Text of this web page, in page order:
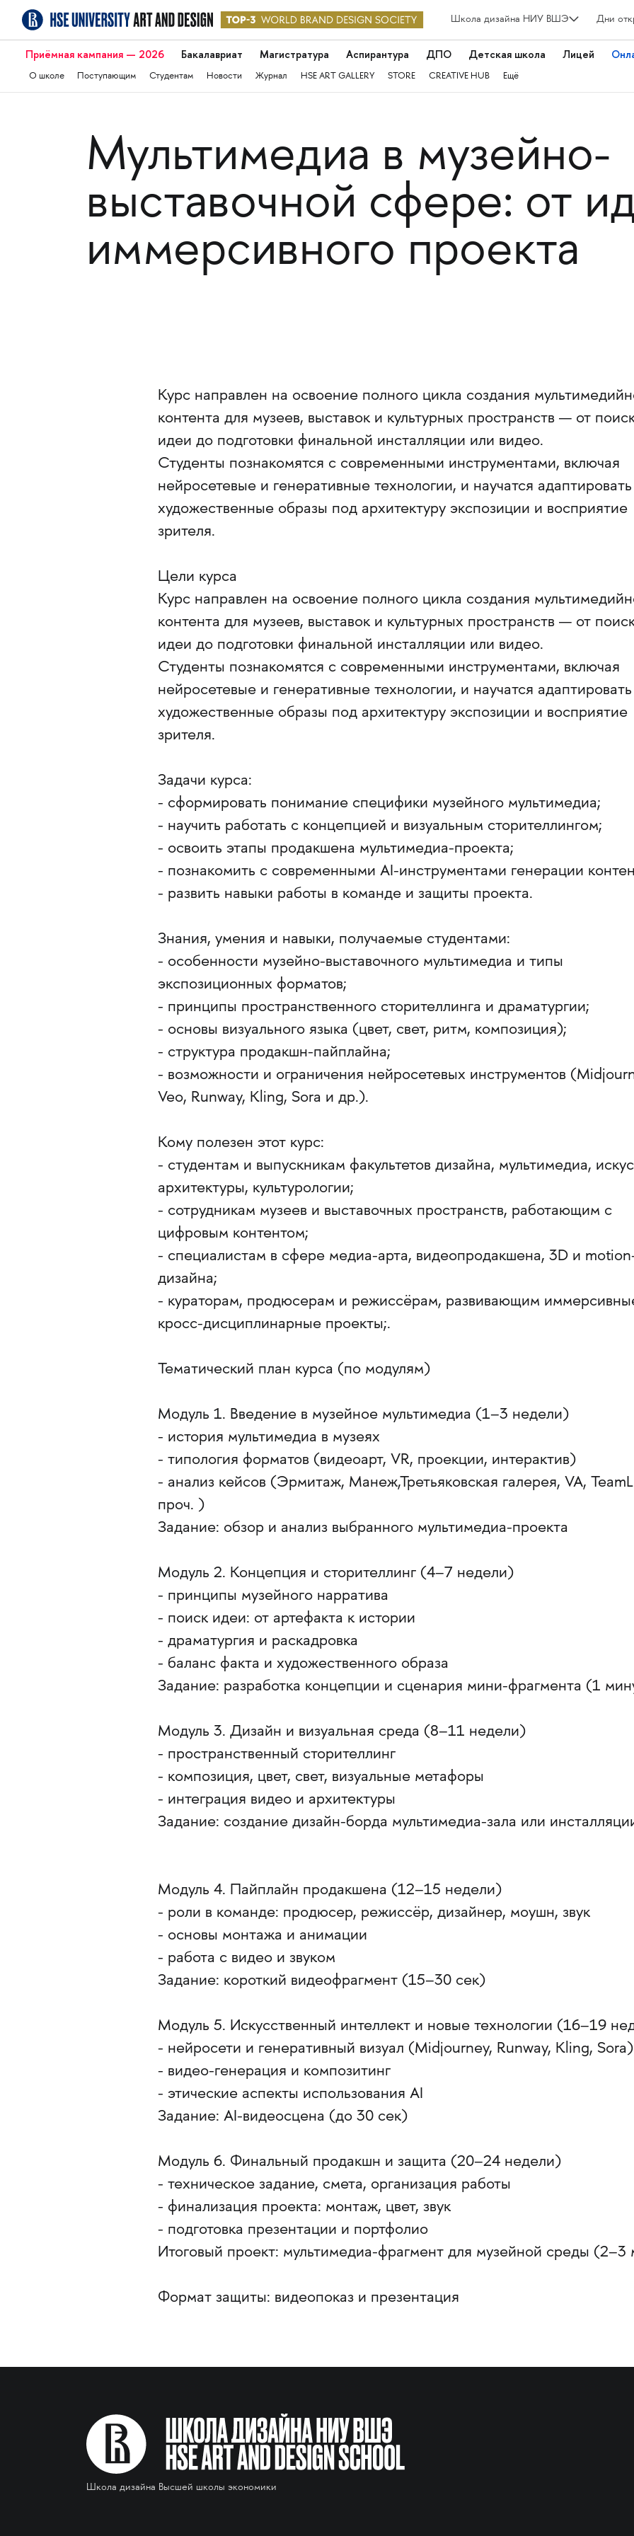
Школа дизайна НИУ ВШЭ Дни
Приёмная кампания — 2026 Бакалавриат Магистратура Аспирантура ДПО Детская школа Лицей
О школе Поступающим Студентам Новости Журнал HSE ART GALLERY STORE CREATIVE HUB Ещё
Мультимедиа в музейно-
выставочной сфере: от
иммерсивного проекта
Курс направлен на освоение полного цикла создания
контента для музеев, выставок и культурных пространств — от
идеи до подготовки финальной инсталляции или видео.
Студенты познакомятся с современными инструментами, включая
нейросетевые и генеративные технологии, и научатся адаптировать
художественные образы под архитектуру экспозиции и восприятие
зрителя.
Цели курса
Курс направлен на освоение полного цикла создания
контента для музеев, выставок и культурных пространств — от
идеи до подготовки финальной инсталляции или видео.
Студенты познакомятся с современными инструментами, включая
нейросетевые и генеративные технологии, и научатся адаптировать
художественные образы под архитектуру экспозиции и восприятие
зрителя.
Задачи курса:
- сформировать понимание специфики музейного мультимедиа;
- научить работать с концепцией и визуальным сторителлингом;
- освоить этапы продакшена мультимедиа-проекта;
- познакомить с современными AI-инструментами генерации
- развить навыки работы в команде и защиты проекта.
Знания, умения и навыки, получаемые студентами:
- особенности музейно-выставочного мультимедиа и типы
экспозиционных форматов;
- принципы пространственного сторителлинга и драматургии;
- основы визуального языка (цвет, свет, ритм, композиция);
- структура продакшн-пайплайна;
- возможности и ограничения нейросетевых инструментов
Veo, Runway, Kling, Sora и др.).
Кому полезен этот курс:
- студентам и выпускникам факультетов дизайна, мультимедиа,
архитектуры, культурологии;
- сотрудникам музеев и выставочных пространств, работающим с
цифровым контентом;
- специалистам в сфере медиа-арта, видеопродакшена, 3D и
дизайна;
- кураторам, продюсерам и режиссёрам, развивающим
кросс-дисциплинарные проекты;.
Тематический план курса (по модулям)
Модуль 1. Введение в музейное мультимедиа (1–3 недели)
- история мультимедиа в музеях
- типология форматов (видеоарт, VR, проекции, интерактив)
- анализ кейсов (Эрмитаж, Манеж,Третьяковская галерея, VA,
проч. )
Задание: обзор и анализ выбранного мультимедиа-проекта
Модуль 2. Концепция и сторителлинг (4–7 недели)
- принципы музейного нарратива
- поиск идеи: от артефакта к истории
- драматургия и раскадровка
- баланс факта и художественного образа
Задание: разработка концепции и сценария мини-фрагмента (1
Модуль 3. Дизайн и визуальная среда (8–11 недели)
- пространственный сторителлинг
- композиция, цвет, свет, визуальные метафоры
- интеграция видео и архитектуры
Задание: создание дизайн-борда мультимедиа-зала или
Модуль 4. Пайплайн продакшена (12–15 недели)
- роли в команде: продюсер, режиссёр, дизайнер, моушн, звук
- основы монтажа и анимации
- работа с видео и звуком
Задание: короткий видеофрагмент (15–30 сек)
Модуль 5. Искусственный интеллект и новые технологии (16–19
- нейросети и генеративный визуал (Midjourney, Runway, Kling, Sora)
- видео-генерация и композитинг
- этические аспекты использования AI
Задание: AI-видеосцена (до 30 сек)
Модуль 6. Финальный продакшн и защита (20–24 недели)
- техническое задание, смета, организация работы
- финализация проекта: монтаж, цвет, звук
- подготовка презентации и портфолио
Итоговый проект: мультимедиа-фрагмент для музейной среды (2–3
Формат защиты: видеопоказ и презентация
Школа дизайна Высшей школы экономики